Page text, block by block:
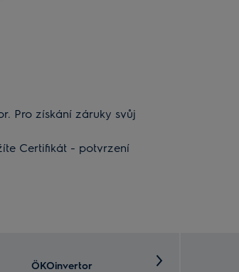
Pro získání záruky svůj
Certifikát - potvrzení
ÖKOinvertor